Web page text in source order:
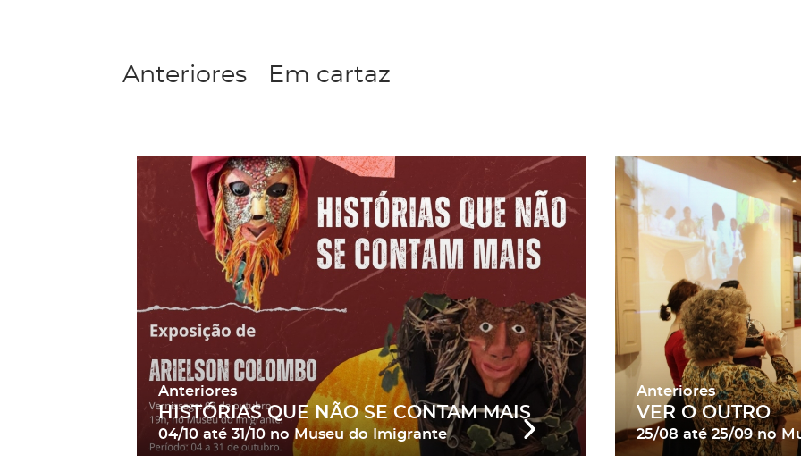
Anteriores Em cartaz
HISTÓRIAS QUE NÃO SE CONTAM MAIS
Anteriores
04/10 até 31/10 no Museu do Imigrante
VER O OUTRO
Anteriores
25/08 até25/09no